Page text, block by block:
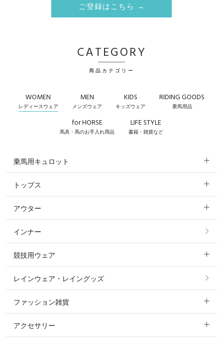
ご登録はこちら →
CATEGORY
商品カテゴリー
WOMEN
レディースウェア
MEN
メンズウェア
KIDS
キッズウェア
RIDING GOODS
乗馬用品
for HORSE
馬具・馬のお手入れ用品
LIFE STYLE
書籍・雑貨など
乗馬用キュロット
すべてのキュロット
フルグリップ・尻革 キュロット
ニーグリップ・膝革 キュロット
トップス
すべてのトップス
ポロシャツ
カットソー・Tシャツ・タンクトップ
ニット・セーター
アウター
すべてのアウター
コート
ジャケット・ブルゾン
インナー
競技用ウェア
すべての競技用ウェア
ショージャケット
ショーシャツ
レインウェア・レイングッズ
ファッション雑貨
すべてのファッション雑貨
アクセサリー